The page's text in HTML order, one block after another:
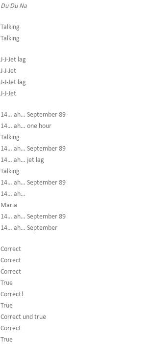
Du Du Na
Talking
Talking
J-J-Jet lag
J-J-Jet
J-J-Jet lag
J-J-Jet
14… ah… September 89
14… ah… one hour
Talking
14… ah… September 89
14… ah… jet lag
Talking
14… ah… September 89
14… ah…
Maria
14… ah… September 89
14… ah… September
Correct
Correct
Correct
True
Correct!
True
Correct und true
Correct
True